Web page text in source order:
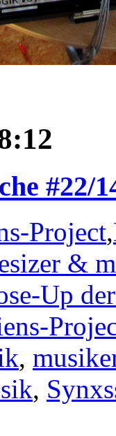
Project,
&
Up
,
,